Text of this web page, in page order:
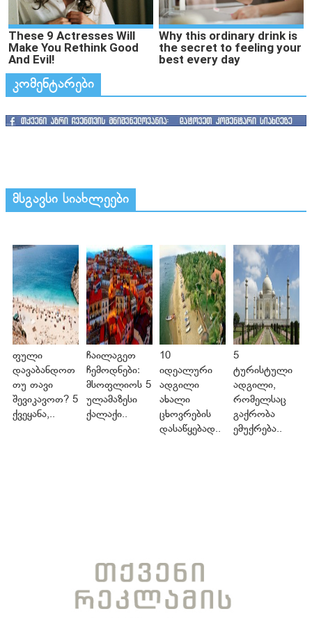
კომენტარები
მსგავსი სიახლეები
ფული
დავაბანდოთ
თუ თავი
შევიკავოთ? 5
ქვეყანა,..
ჩაილაგეთ
ჩემოდნები:
მსოფლიოს 5
ულამაზესი
ქალაქი..
10
იდეალური
ადგილი
ახალი
ცხოვრების
დასაწყებად..
5
ტურისტული
ადგილი,
რომელსაც
გაქრობა
ემუქრება..